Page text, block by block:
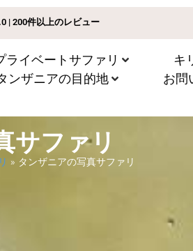
| 200件以上のレビュー
ライベートサファリ キ
ンザニアの目的地
お問
サファリ
» タンザニアの写真サファリ